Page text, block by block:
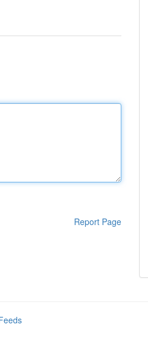
Report Page